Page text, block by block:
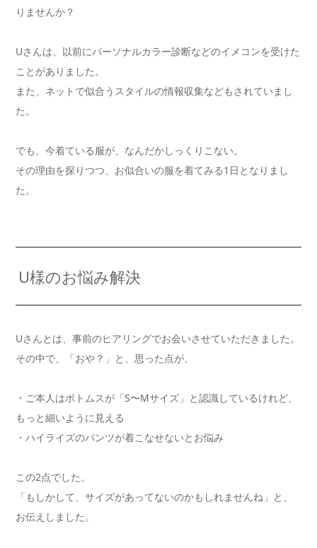
りませんか？
Uさんは、以前にパーソナルカラー診断などのイメコンを受けた
ことがありました。
また、ネットで似合うスタイルの情報収集などもされていまし
た。
でも、今着ている服が、なんだかしっくりこない。
その理由を探りつつ、お似合いの服を着てみる1日となりまし
た。
U様のお悩み解決
Uさんとは、事前のヒアリングでお会いさせていただきました。
その中で、「おや？」と、思った点が、
・ご本人はボトムスが「S〜Mサイズ」と認識しているけれど、
もっと細いように見える
・ハイライズのパンツが着こなせないとお悩み
この2点でした。
「もしかして、サイズがあってないのかもしれませんね」と、
お伝えしました。